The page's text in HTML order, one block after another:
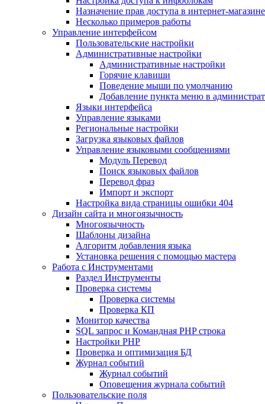
Назначение прав доступа в интернет-магазине
Несколько примеров работы
Управление интерфейсом
Пользовательские настройки
Административные настройки
Административные настройки
Горячие клавиши
Поведение мыши по умолчанию
Добавление пункта меню в
Языки интерфейса
Управление языками
Региональные настройки
Загрузка языковых файлов
Управление языковыми сообщениями
Mодуль Перевод
Поиск языковых файлов
Перевод фраз
Импорт и экспорт
Настройка вида страницы ошибки 404
Дизайн сайта и многоязычность
Многоязычность
Шаблоны дизайна
Алгоритм добавления языка
Установка решения с помощью мастера
Работа с Инструментами
Раздел Инструменты
Проверка системы
Проверка системы
Проверка КП
Монитор качества
SQL запрос и Командная PHP строка
Настройки PHP
Проверка и оптимизация БД
Журнал событий
Журнал событий
Оповещения журнала событий
Пользовательские поля